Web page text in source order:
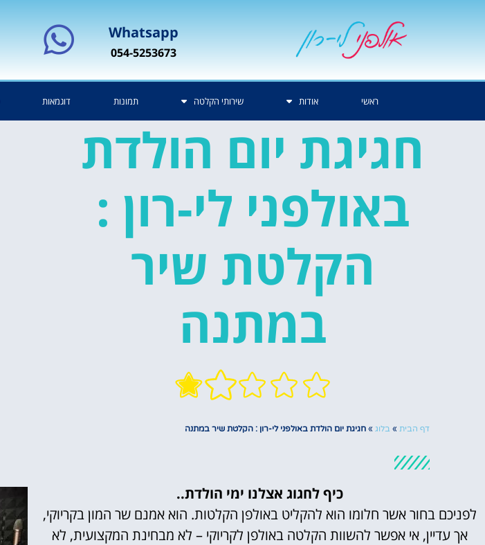
Whatsapp
054-5253673
ראשי אודות שירותי הקלטה תמונות דוגמאות
חגיגת יום הולדת
באולפני לי-רון :
הקלטת שיר
במתנה
דף הבית » בלוג » חגיגת יום הולדת באולפני לי-רון : הקלטת שיר במתנה
כיף לחגוג אצלנו ימי הולדת..
לפניכם בחור אשר חלומו הוא להקליט באולפן הקלטות. הוא אמנם שר המון בקריוקי,
אך עדיין, אי אפשר להשוות הקלטה באולפן לקריוקי – לא מבחינת המקצועית, לא